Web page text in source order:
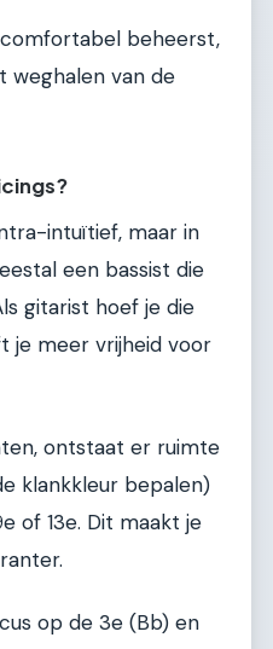
beheerst,
weghalen van de
intuïtief, maar in
een bassist die
gitarist hoef je die
je meer vrijheid voor
ontstaat er ruimte
klankkleur bepalen)
of 13e. Dit maakt je
op de 3e (Bb) en